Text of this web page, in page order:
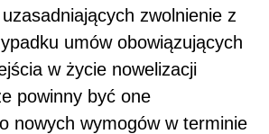
zwolnienie z
umów obowiązujących
w życie nowelizacji
powinny być one
nowych wymogów w terminie